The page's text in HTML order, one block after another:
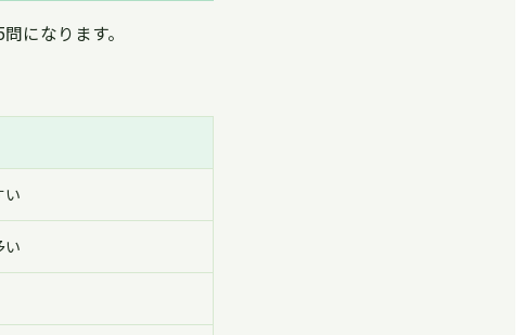
になります。
い
い